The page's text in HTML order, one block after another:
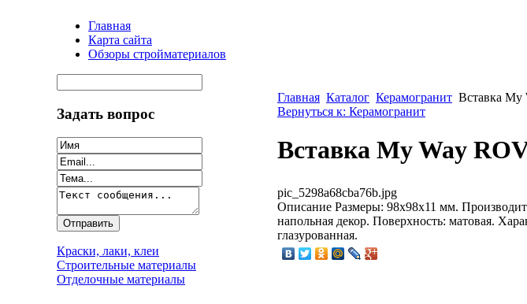
Главная
Карта сайта
Обзоры стройматериалов
Задать вопрос
Краски, лаки, клеи
Строительные материалы
Отделочные материалы
Главная Каталог Керамогранит Вставка
Вернуться к: Керамогранит
Вставка My Way
pic_5298a68cba76b.jpg
Описание Размеры: 98x98x11 мм.
напольная декор. Поверхность: матовая.
глазурованная.